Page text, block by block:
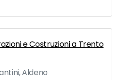
e Costruzioni a Trento
Aldeno